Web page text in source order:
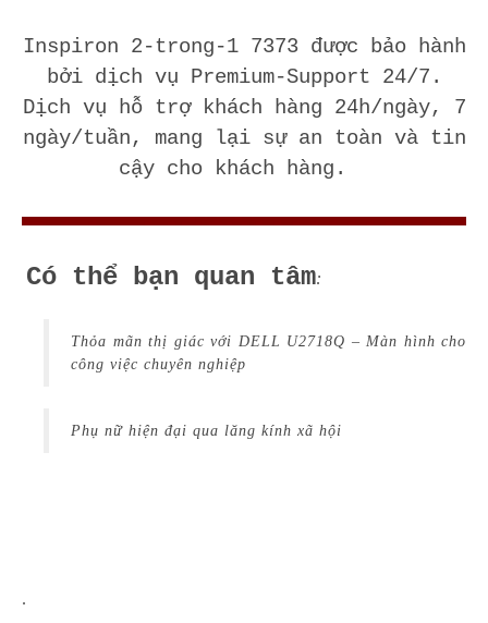
Inspiron 2-trong-1 ­­­­7373 được bảo hành
bởi dịch vụ Premium-Support 24/7.
Dịch vụ hỗ trợ khách hàng 24h/ngày, 7
ngày/tuần, mang lại sự an toàn và tin
cậy cho khách hàng.
Có thể bạn quan tâm:
Thỏa mãn thị giác với DELL U2718Q – Màn hình cho
công việc chuyên nghiệp
Phụ nữ hiện đại qua lăng kính xã hội
.